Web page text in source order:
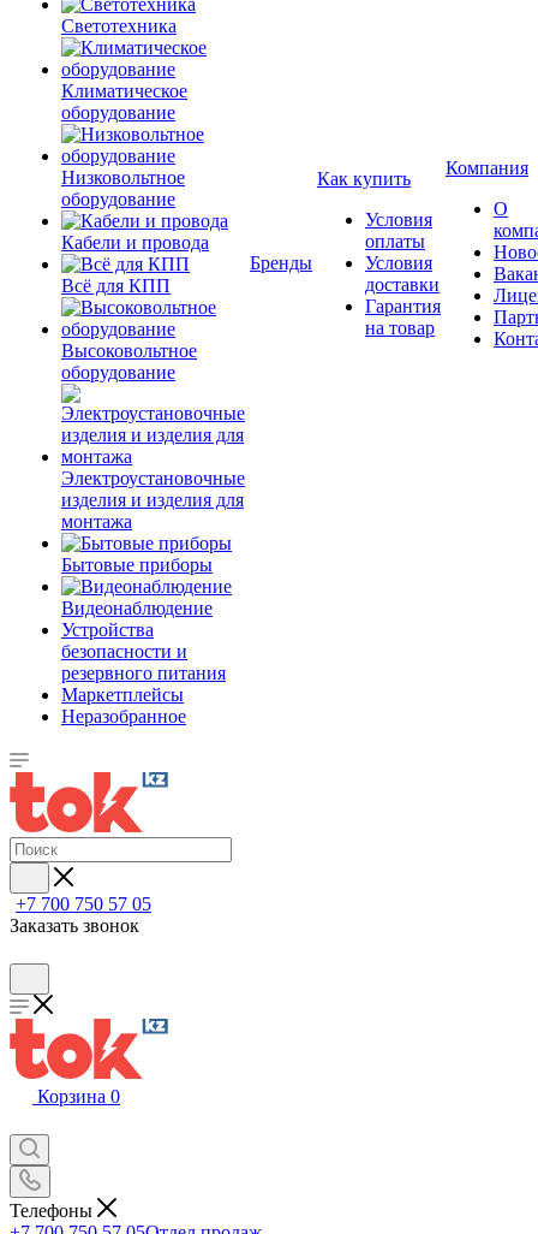
Светотехника
Климатическое
оборудование
Низковольтное
оборудование
Кабели и провода
Всё для КПП
Высоковольтное
оборудование
Электроустановочные
изделия и изделия для
монтажа
Бытовые приборы
Видеонаблюдение
Устройства
безопасности и
резервного питания
Маркетплейсы
Неразобранное
Бренды
Как купить
Условия
оплаты
Условия
доставки
Гарантия
на товар
Компания
О
+7 700 750 57 05
Заказать звонок
Корзина 0
Телефоны